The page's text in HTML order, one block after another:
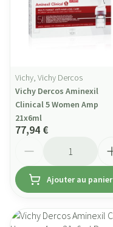
Vichy, Vichy Dercos
Vichy Dercos Aminexil
Clinical 5 Women Amp
21x6ml
77,94 €
Ajouter au panier